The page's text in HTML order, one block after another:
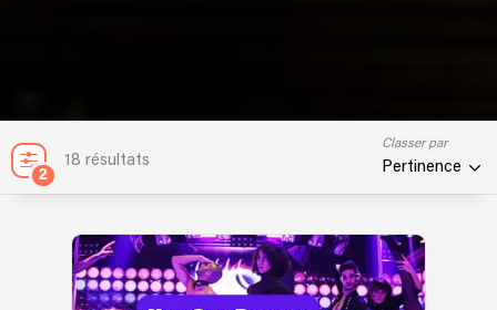
2
18 résultats
Classer par
Pertinence